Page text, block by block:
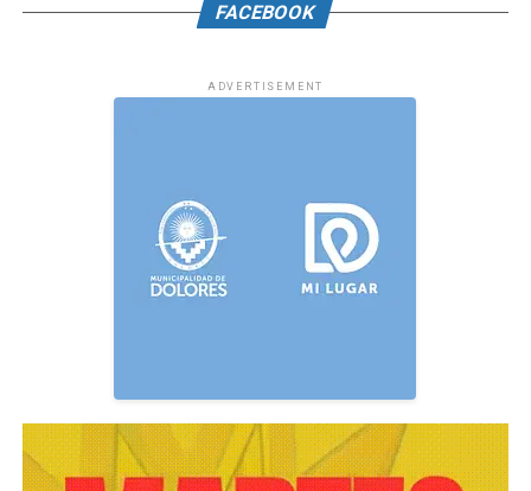
FACEBOOK
ADVERTISEMENT